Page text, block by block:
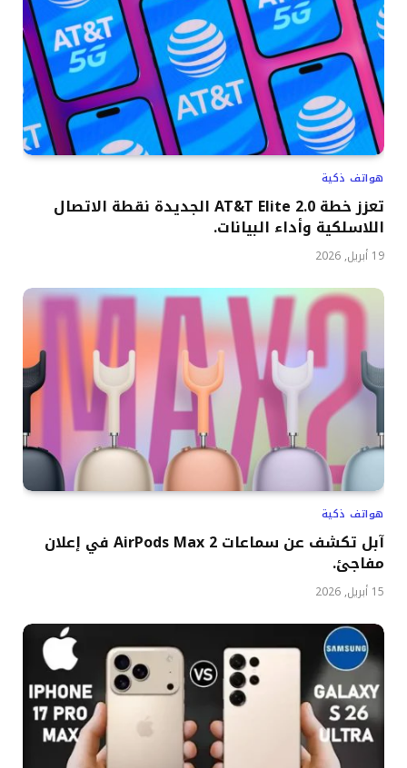
هواتف ذكية
تعزز خطة AT&T Elite 2.0 الجديدة نقطة الاتصال
اللاسلكية وأداء البيانات.
19 أبريل, 2026
هواتف ذكية
آبل تكشف عن سماعات AirPods Max 2 في إعلان
مفاجئ.
15 أبريل, 2026